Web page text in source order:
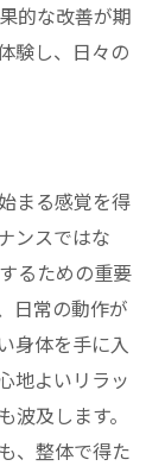
的な改善が期
験し、日々の
まる感覚を得
ンスではな
るための重要
日常の動作が
身体を手に入
地よいリラッ
波及します。
、整体で得た